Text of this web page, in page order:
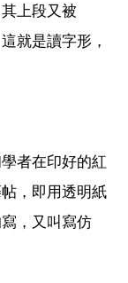
上段又被
就是讀字形，
者在印好的紅
，即用透明紙
，又叫寫仿